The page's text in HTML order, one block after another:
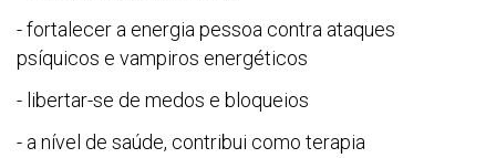
- fortalecer a energia pessoa contra ataques
psíquicos e vampiros energéticos
- libertar-se de medos e bloqueios
- a nível de saúde, contribui como terapia